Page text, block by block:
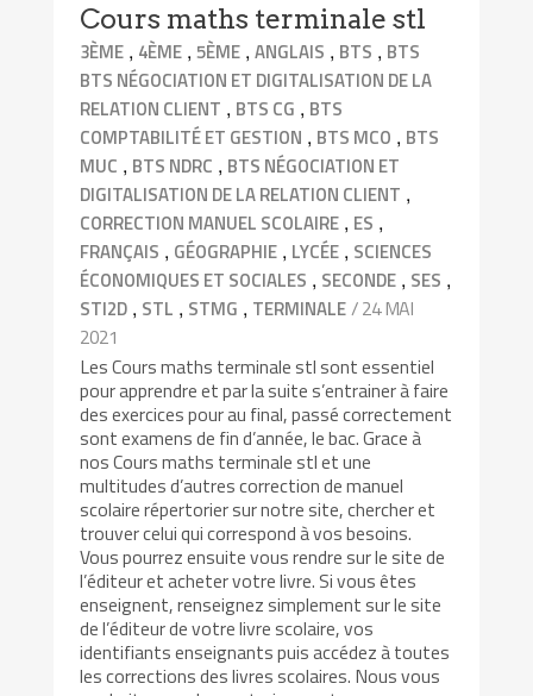
Cours maths terminale stl
3ÈME , 4ÈME ,5ÈME ,ANGLAIS , BTS , BTS
BTS NÉGOCIATION ET DIGITALISATION DE LA
RELATION CLIENT , BTS CG , BTS
COMPTABILITÉ ET GESTION , BTS MCO , BTS
MUC , BTS NDRC , BTS NÉGOCIATION ET
DIGITALISATION DE LA RELATION CLIENT ,
CORRECTION MANUEL SCOLAIRE , ES ,
FRANÇAIS , GÉOGRAPHIE , LYCÉE , SCIENCES
ÉCONOMIQUES ET SOCIALES , SECONDE , SES ,
STI2D , STL , STMG , TERMINALE/ 24 MAI
2021
Les Cours maths terminale stl sont essentiel
pour apprendre et par la suite s’entrainer à faire
des exercices pour au final, passé correctement
sont examens de fin d’année, le bac. Grace à
nos Cours maths terminale stl et une
multitudes d’autres correction de manuel
scolaire répertorier sur notre site, chercher et
trouver celui qui correspond à vos besoins.
Vous pourrez ensuite vous rendre sur le site de
l’éditeur et acheter votre livre. Si vous êtes
enseignent, renseignez simplement sur le site
de l’éditeur de votre livre scolaire, vos
identifiants enseignants puis accédez à toutes
les corrections des livres scolaires. Nous vous